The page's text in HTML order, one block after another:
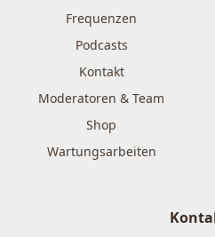
Frequenzen
Podcasts
Kontakt
Moderatoren & Team
Shop
Wartungsarbeiten